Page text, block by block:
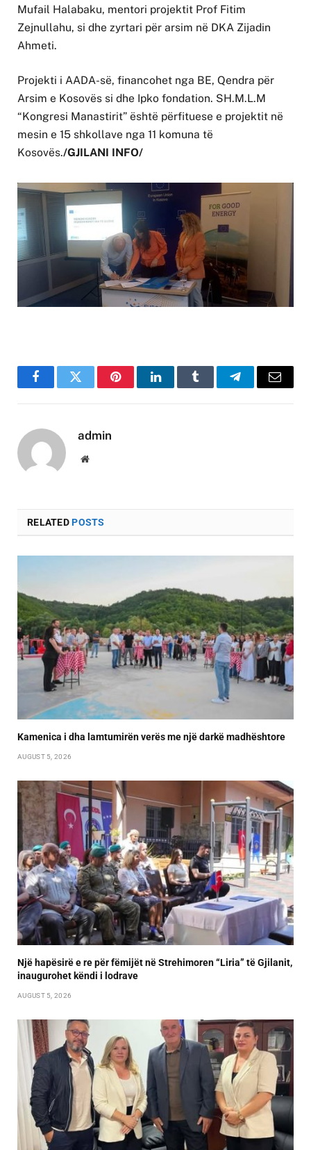
Mufail Halabaku, mentori projektit Prof Fitim
Zejnullahu, si dhe zyrtari për arsim në DKA Zijadin
Ahmeti.
Projekti i AADA-së, financohet nga BE, Qendra për
Arsim e Kosovës si dhe Ipko fondation. SH.M.L.M
“Kongresi Manastirit” është përfituese e projektit në
mesin e 15 shkollave nga 11 komuna të
Kosovës./GJILANI INFO/
FacebookTwitter PinterestLinkedInTumblr TelegramEmail
admin
Website
RELATEDPOSTS
Kamenica i dha lamtumirën verës me një darkë madhështore
AUGUST 5, 2026
Një hapësirë e re për fëmijët në Strehimoren “Liria” të Gjilanit,
inaugurohet këndi i lodrave
AUGUST 5, 2026